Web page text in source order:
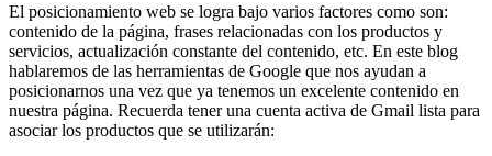
El posicionamiento web se logra bajo varios factores como son:
contenido de la página, frases relacionadas con los productos y
servicios, actualización constante del contenido, etc. En este blog
hablaremos de las herramientas de Google que nos ayudan a
posicionarnos una vez que ya tenemos un excelente contenido en
nuestra página. Recuerda tener una cuenta activa de Gmail lista para
asociar los productos que se utilizarán: